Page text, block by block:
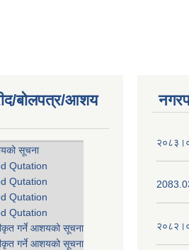
बोलपत्र/आशय
सूचना
Qutation
Qutation
Qutation
Qutation
गर्ने आशयको सूचना
गर्ने आशयको सूचना